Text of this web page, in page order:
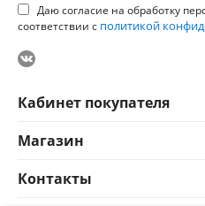
Даю согласие на обработку
соответствии с политикой
Кабинет покупателя
Магазин
Контакты